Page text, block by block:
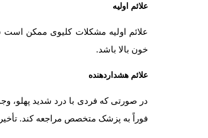
علائم اولیه
علائم اولیه مشکلات کلیوی ممکن
خون بالا باشد.
علائم هشداردهنده
در صورتی که فردی با درد شدید پهلو،
فوراً به پزشک متخصص مراجعه کند.